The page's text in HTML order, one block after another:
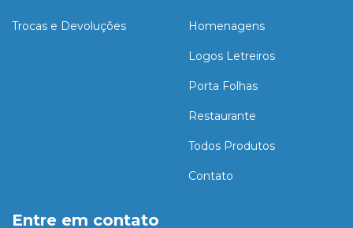
Trocas e Devoluções Homenagens
Logos Letreiros
Porta Folhas
Restaurante
Todos Produtos
Contato
Entre em contato